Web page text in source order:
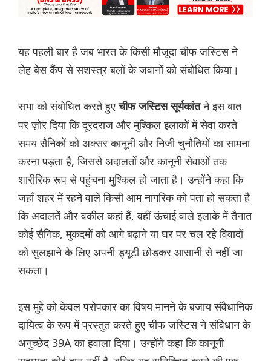
यह पहली बार है जब भारत के किसी मौजूदा चीफ जस्टिस ने
लेह बेस कैंप से सशस्त्र बलों के जवानों को संबोधित किया।
सभा को संबोधित करते हुएचीफ जस्टिस सूर्यकांतने इस बात
पर ज़ोर दिया कि दूरदराज और मुश्किल इलाकों में सेवा करते
समय सैनिकों को अक्सर कानूनी और निजी चुनौतियों का सामना
करना पड़ता है, जिससे अदालतों और कानूनी सेवाओं तक
शारीरिक रूप से पहुंचना मुश्किल हो जाता है। उन्होंने कहा कि
जहाँ शहर में रहने वाले किसी आम नागरिक को पता हो सकता है
कि अदालतें और वकील कहां हैं, वहीं ऊंचाई वाले इलाके में तैनात
कोई सैनिक, मुकदमों को आगे बढ़ाने या घर पर चल रहे विवादों
को सुलझाने के लिए अपनी ड्यूटी छोड़कर आसानी से नहीं जा
सकता।
इस मुद्दे को केवल परोपकार का विषय मानने के बजाय संवैधानिक
दायित्व के रूप में प्रस्तुत करते हुए चीफ जस्टिस ने संविधान के
अनुच्छेद 39A का हवाला दिया। उन्होंने कहा कि कानूनी